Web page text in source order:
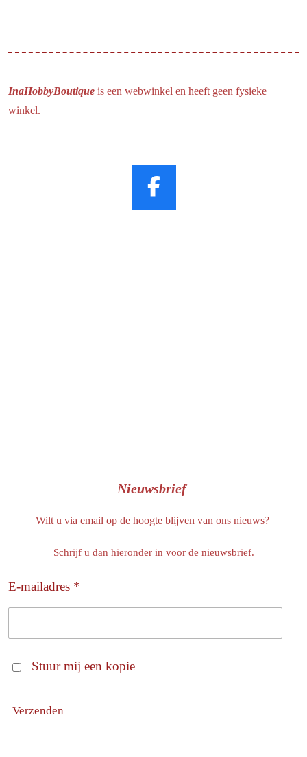
InaHobbyBoutique is een webwinkel en heeft geen fysieke
winkel.
F
Nieuwsbrief
Wilt u via email op de hoogte blijven van ons nieuws?
Schrijf u dan hieronder in voor de nieuwsbrief.
E-mailadres *
Stuur mij een kopie
Verzenden